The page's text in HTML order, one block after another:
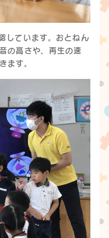
しています。おとねん
の高さや、再生の速
ます。